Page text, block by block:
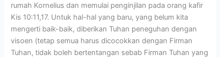
rumah Kornelius dan memulai penginjilan pada orang kafir
Kis 10:11,17. Untuk hal-hal yang baru, yang belum kita
mengerti baik-baik, diberikan Tuhan peneguhan dengan
visoen (tetap semua harus dicocokkan dengan Firman
Tuhan, tidak boleh bertentangan sebab Firman Tuhan yang